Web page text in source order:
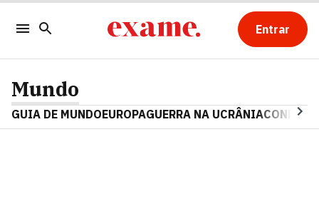
Entrar
Mundo
GUIA DE MUNDOEUROPAGUERRA NA UCRÂNIA